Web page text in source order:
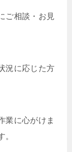
ご相談・お見
況に応じた方
業に心がけま
。